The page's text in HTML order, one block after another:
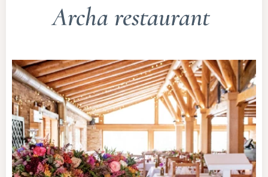
Archa restaurant